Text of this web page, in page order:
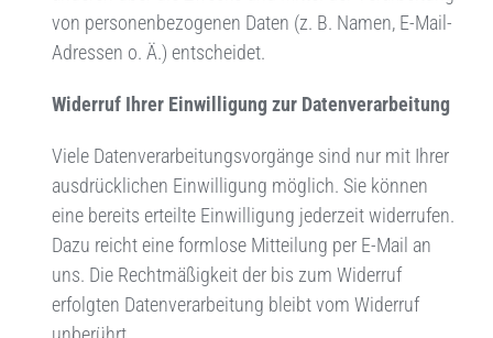
von personenbezogenen Daten (z. B. Namen, E-Mail-
Adressen o. Ä.) entscheidet.
Widerruf Ihrer Einwilligung zur Datenverarbeitung
Viele Datenverarbeitungsvorgänge sind nur mit Ihrer
ausdrücklichen Einwilligung möglich. Sie können
eine bereits erteilte Einwilligung jederzeit widerrufen.
Dazu reicht eine formlose Mitteilung per E-Mail an
uns. Die Rechtmäßigkeit der bis zum Widerruf
erfolgten Datenverarbeitung bleibt vom Widerruf